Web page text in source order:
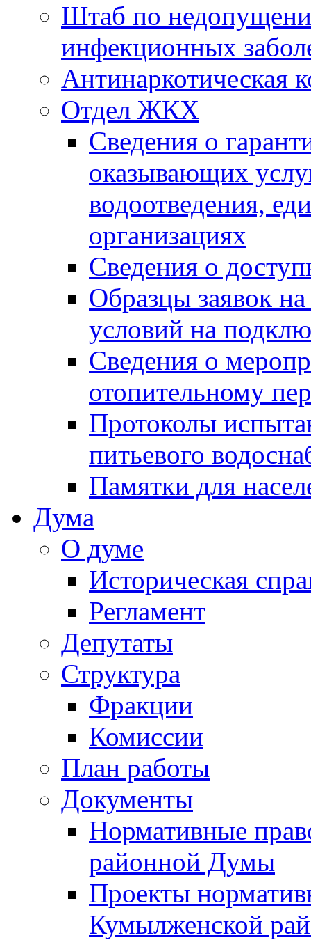
Штаб по
инфекционных
Антинаркотическая
Отдел ЖКХ
Сведения о
оказывающих
водоотведения,
организациях
Сведения о
Образцы заявок
условий на
Сведения о
отопительному
Протоколы
питьевого
Памятки для
Дума
О думе
Историческая
Регламент
Депутаты
Структура
Фракции
Комиссии
План работы
Документы
Нормативные
районной Думы
Проекты
Кумылженской